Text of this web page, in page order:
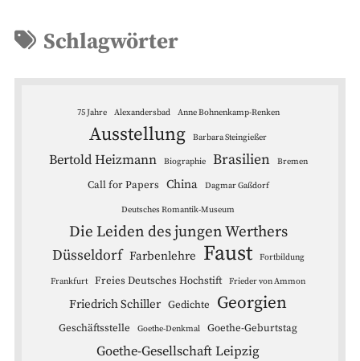
Schlagwörter
75 Jahre Alexandersbad Anne Bohnenkamp-Renken
Ausstellung Barbara Steingießer
Bertold Heizmann Biographie Brasilien Bremen
Call for Papers China Dagmar Gaßdorf
Deutsches Romantik-Museum
Die Leiden des jungen Werthers
Düsseldorf Farbenlehre Faust Fortbildung
Frankfurt Freies Deutsches Hochstift Frieder von Ammon
Friedrich Schiller Gedichte Georgien
Geschäftsstelle Goethe-Denkmal Goethe-Geburtstag
Goethe-Gesellschaft Leipzig